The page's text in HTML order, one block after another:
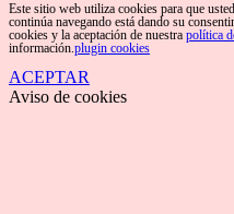
Este sitio web utiliza cookies para que
continúa navegando está dando su
cookies y la aceptación de nuestra política
información.plugin cookies
ACEPTAR
Aviso de cookies